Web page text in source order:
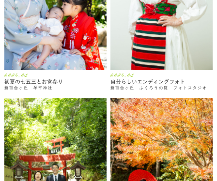
2026.05
初夏の七五三とお宮参り
新百合ヶ丘 琴平神社
2026.05
自分らしいエンディングフォト
新百合ヶ丘 ふくろうの庭 フォトスタジオ